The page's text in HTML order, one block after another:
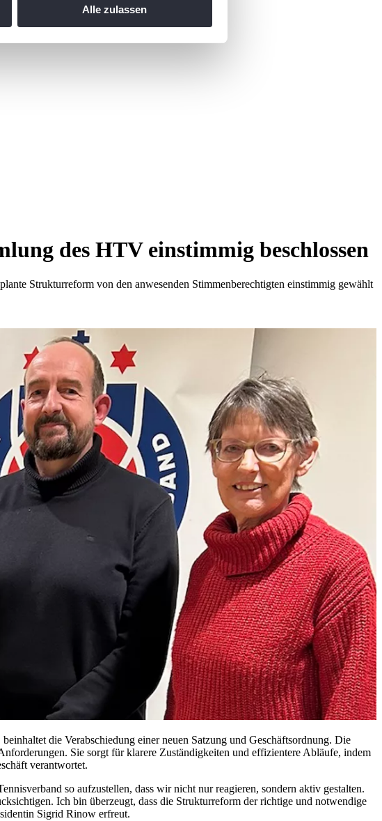
für soziale Medien anbieten zu können
zu Ihrer Verwendung unserer
oder die sie im Rahmen Ihrer Nutzung
Alle zulassen
des HTV einstimmig beschlossen
Strukturreform von den anwesenden Stimmenberechtigten einstimmig gewählt
die Verabschiedung einer neuen Satzung und Geschäftsordnung. Die
Sie sorgt für klarere Zuständigkeiten und effizientere Abläufe, indem
verantwortet.
so aufzustellen, dass wir nicht nur reagieren, sondern aktiv gestalten.
Ich bin überzeugt, dass die Strukturreform der richtige und notwendige
Sigrid Rinow erfreut.